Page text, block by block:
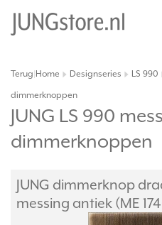
Terug Home Designseries LS 990
dimmerknoppen
JUNG LS 990
dimmerknoppen
JUNG dimmerknop
messing antiek (ME